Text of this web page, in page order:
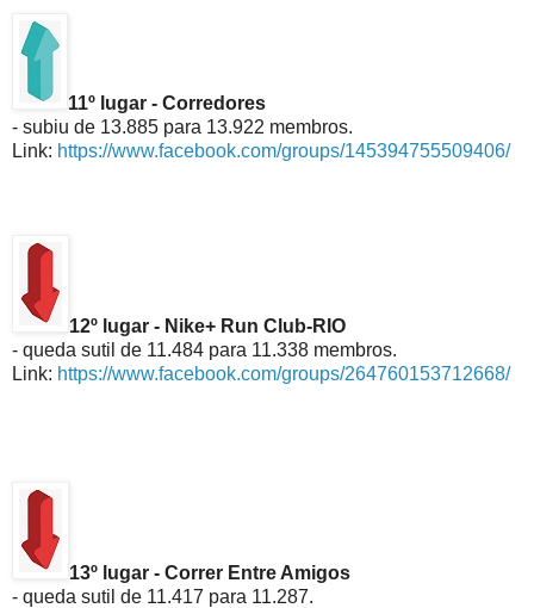
11º lugar - Corredores
- subiu de 13.885 para 13.922 membros.
Link: https://www.facebook.com/groups/145394755509406/
12º lugar - Nike+ Run Club-RIO
- queda sutil de 11.484 para 11.338 membros.
Link: https://www.facebook.com/groups/264760153712668/
13º lugar - Correr Entre Amigos
- queda sutil de 11.417 para 11.287.